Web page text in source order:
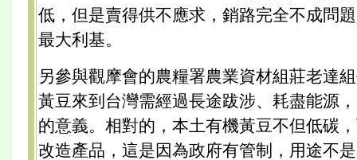
低，但是賣得供不應求，銷路完全不成問
最大利基。
另參與觀摩會的農糧署農業資材組莊老達
黃豆來到台灣需經過長途跋涉、耗盡能源
的意義。相對的，本土有機黃豆不但低碳
改造產品，這是因為政府有管制，用途不